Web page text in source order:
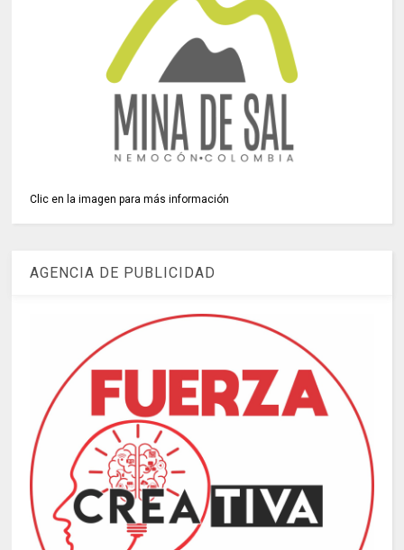
Clic en la imagen para más información
AGENCIA DE PUBLICIDAD